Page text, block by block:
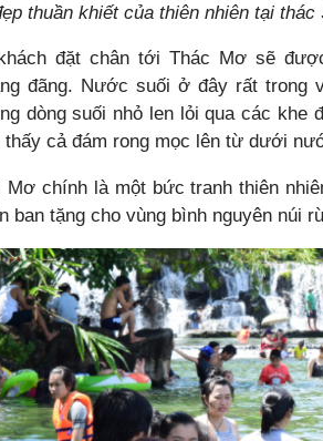
thuần khiết của thiên nhiên tại thác
đặt chân tới Thác Mơ sẽ
đãng. Nước suối ở đây rất
dòng suối nhỏ len lỏi qua các khe
thấy cả đám rong mọc lên từ dưới
Mơ chính là một bức tranh thiên
ban tặng cho vùng bình nguyên núi